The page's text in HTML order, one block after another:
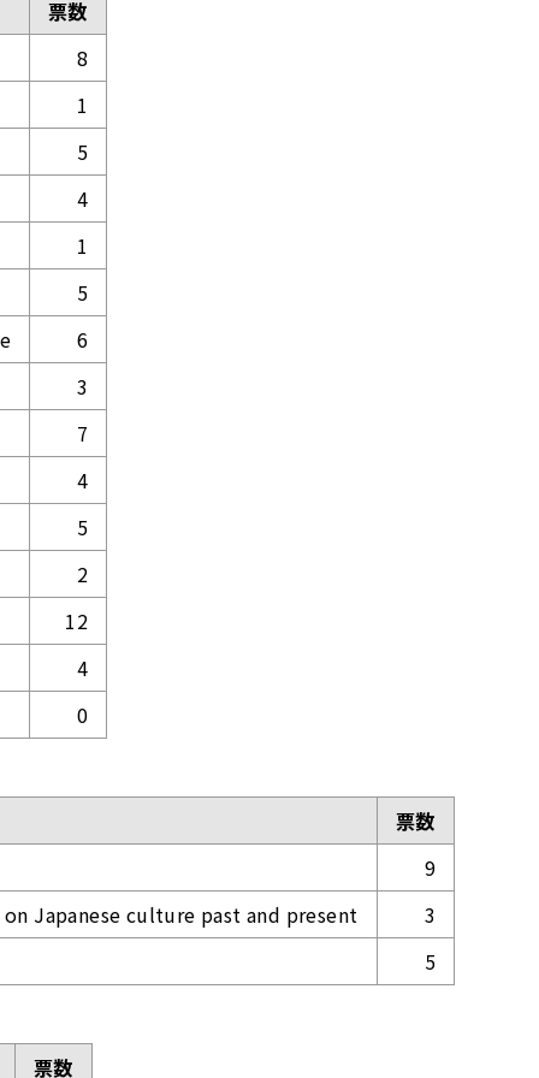
票数
8
1
5
4
1
5
6
3
7
4
5
2
12
4
0
票数
9
Japanese culture past and present
3
5
票数